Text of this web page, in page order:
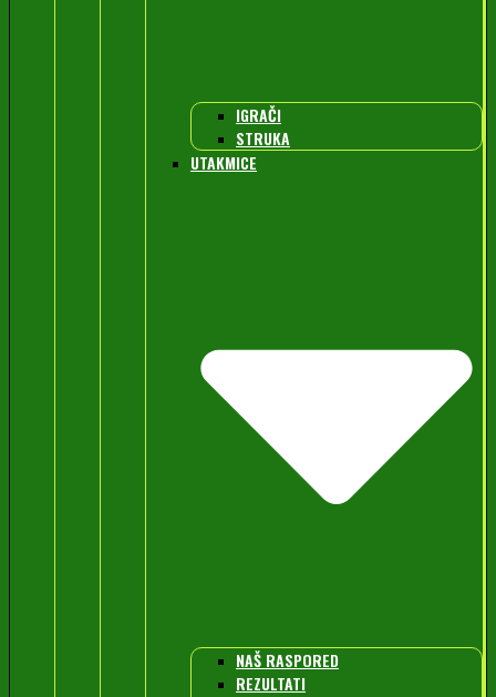
IGRAČI
STRUKA
UTAKMICE
NAŠ RASPORED
REZULTATI